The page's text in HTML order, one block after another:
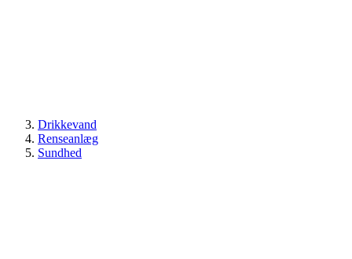
Drikkevand
Renseanlæg
Sundhed